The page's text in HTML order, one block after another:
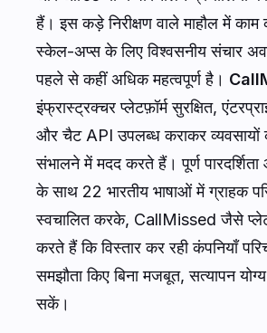
हैं। इस कड़े निरीक्षण वाले माहौल में
स्केल-अप्स के लिए विश्वसनीय संचार
पहले से कहीं अधिक महत्वपूर्ण है।
इंफ्रास्ट्रक्चर प्लेटफ़ॉर्म सुरक्षित,
और चैट API उपलब्ध कराकर व्यवसायों
संभालने में मदद करते हैं। पूर्ण
के साथ 22 भारतीय भाषाओं में ग्राहक
स्वचालित करके, CallMissed जैसे
करते हैं कि विस्तार कर रही कंपनियाँ
समझौता किए बिना मजबूत, सत्यापन
सकें।